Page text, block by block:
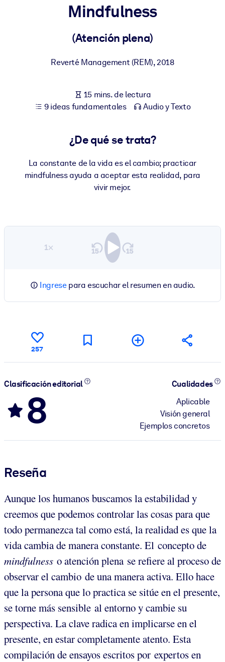
obtener mejores resultados de aprendizaje.
Enriquezca su biblioteca corporativa con conocimientos
empresariales confiables y listos para usar.
Alimente sus sistemas de IA con conocimientos fiables y
Mindfulness
(Atención plena)
Reverté Management (REM),2018
15 mins. de lectura
9 ideas fundamentales
Audio y Texto
¿De qué se trata?
La constante de la vida es el cambio; practicar
mindfulness ayuda a aceptar esta realidad, para
vivir mejor.
1×
Ingresepara escuchar el resumen en audio.
257
Clasificación editorial
8
Cualidades
Aplicable
Visión general
Ejemplos concretos
Reseña
Aunque los humanos buscamos la estabilidad y
creemos que podemos controlar las cosas para que
todo permanezca tal como está, la realidad es que la
vida cambia de manera constante. El concepto de
mindfulness o atención plena se refiere al proceso de
observar el cambio de una manera activa. Ello hace
que la persona que lo practica se sitúe en el presente,
se torne más sensible al entorno y cambie su
perspectiva. La clave radica en implicarse en el
presente, en estar completamente atento. Esta
compilación de ensayos escritos por expertos en